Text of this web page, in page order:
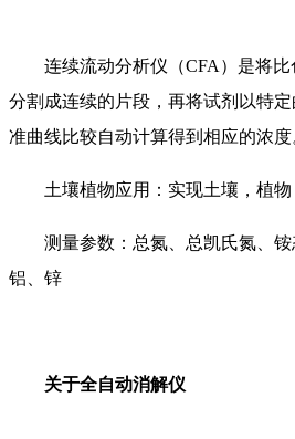
连续流动分析仪（CFA）是将
分割成连续的片段，再将试剂以特
准曲线比较自动计算得到相应的浓度
土壤植物应用：实现土壤，植
测量参数：总氮、总凯氏氮、
铝、锌
关于全自动消解仪